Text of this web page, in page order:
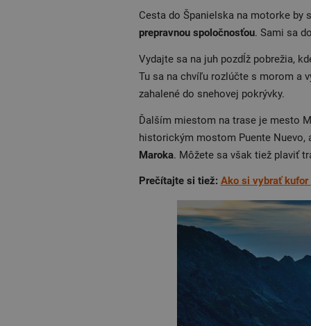
Cesta do Španielska na motorke by
prepravnou spoločnosťou. Sami sa
Vydajte sa na juh pozdĺž pobrežia,
Tu sa na chvíľu rozlúčte s morom a
zahalené do snehovej pokrývky.
Ďalším miestom na trase je mesto
historickým mostom Puente Nuevo,
Maroka. Môžete sa však tiež plaviť
Prečítajte si tiež: Ako si vybrať kufor